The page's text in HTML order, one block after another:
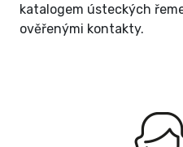
katalogem ústeckých
ověřenými kontakty.